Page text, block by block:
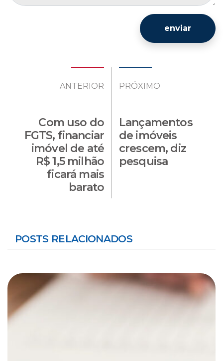
enviar
ANTERIOR
Com uso do
FGTS, financiar
imóvel de até
R$ 1,5 milhão
ficará mais
barato
PRÓXIMO
Lançamentos
de imóveis
crescem, diz
pesquisa
POSTS RELACIONADOS